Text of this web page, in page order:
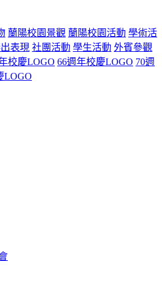
蘭陽校園景觀 蘭陽校園活動 學術活
表現 社團活動 學生活動 外賓參觀
校慶LOGO 66週年校慶LOGO 70週
LOGO